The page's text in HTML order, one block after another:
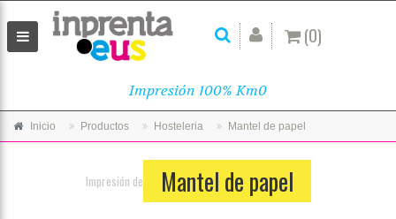
(0)
Impresión 100% Km0
Inicio Productos Hosteleria Mantel de papel
Impresión de Mantel de papel